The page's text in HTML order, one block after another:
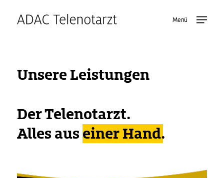
Unsere Leistungen
Der Telenotarzt.
Alles auseiner Hand.